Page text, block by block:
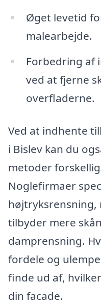
Øget levetid
malearbejde.
Forbedring af
ved at fjerne
overfladerne.
Ved at indhente
i Bislev kan du
metoder
Noglefirmaer
højtryksrensning,
tilbyder mere
damprensning.
fordele og
finde ud af,
din facade.